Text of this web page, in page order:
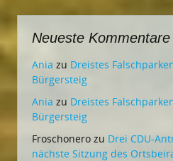
Neueste Kommentare
Ania zu Dreistes
Bürgersteig
Ania zu Dreistes
Bürgersteig
Froschonero zu Drei CDU-
nächste Sitzung des